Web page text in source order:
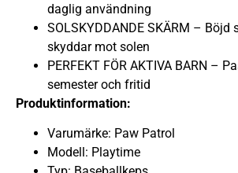
daglig användning
SOLSKYDDANDE SKÄRM – Böjd
skyddar mot solen
PERFEKT FÖR AKTIVA BARN –
semester och fritid
Produktinformation:
Varumärke: Paw Patrol
Modell: Playtime